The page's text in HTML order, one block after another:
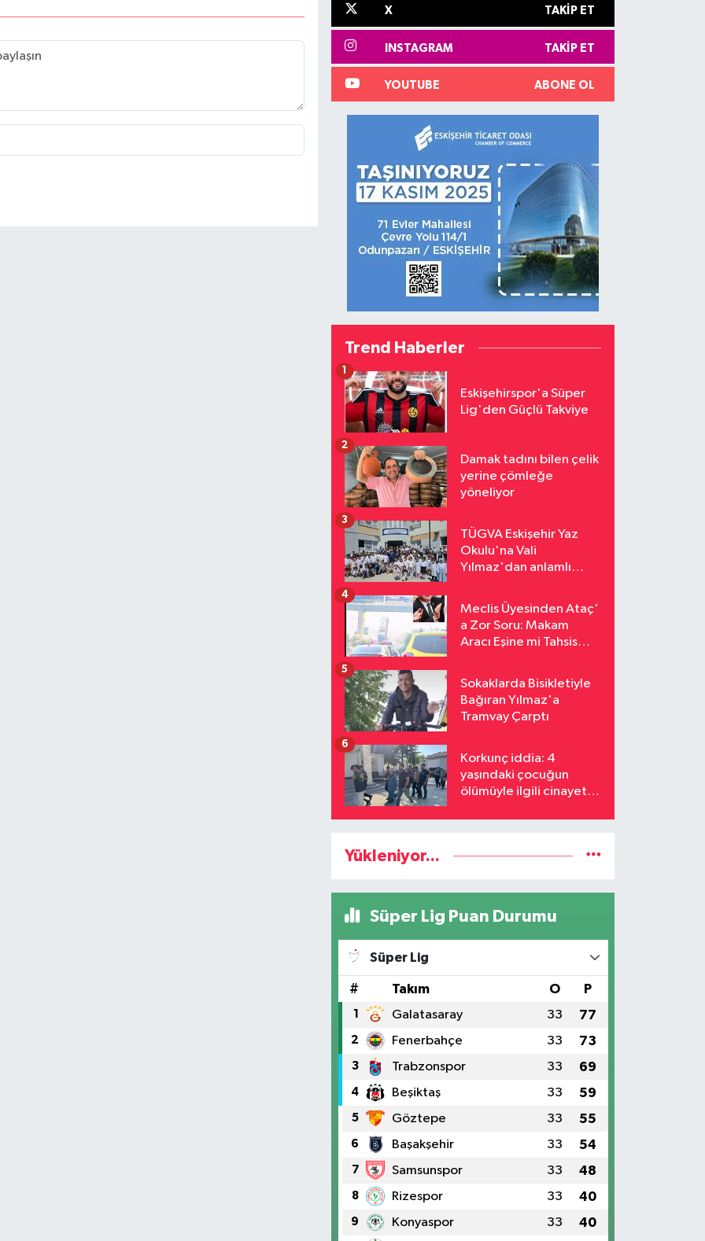
X TAKIP ET
INSTAGRAM TAKIP ET
YOUTUBE ABONE OL
Trend Haberler
Eskişehirspor'a Süper
Lig'den Güçlü Takviye
1
Damak tadını bilen çelik
yerine çömleğe
yöneliyor
2
TÜGVA Eskişehir Yaz
Okulu'na Vali
Yılmaz'dan anlamlı
3
Meclis Üyesinden Ataç'
a Zor Soru: Makam
Aracı Eşine mi Tahsis
4
Sokaklarda Bisikletiyle
Bağıran Yılmaz'a
Tramvay Çarptı
5
Korkunç iddia: 4
yaşındaki çocuğun
ölümüyle ilgili cinayet
6
Yükleniyor...
Süper Lig Puan Durumu
Süper Lig
# Takım O P
1 Galatasaray 33 77
2 Fenerbahçe 33 73
3 Trabzonspor 33 69
4 Beşiktaş 33 59
5 Göztepe 33 55
6 Başakşehir 33 54
7 Samsunspor 33 48
8 Rizespor 33 40
9 Konyaspor 33 40